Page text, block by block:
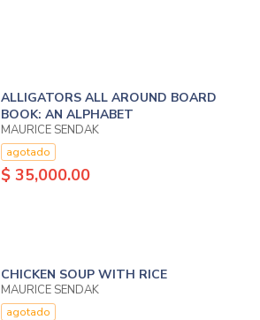
ALLIGATORS ALL AROUND BOARD
BOOK: AN ALPHABET
MAURICE SENDAK
agotado
$ 35,000.00
CHICKEN SOUP WITH RICE
MAURICE SENDAK
agotado